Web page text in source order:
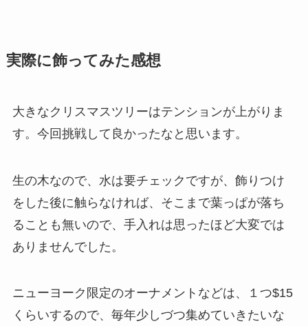
実際に飾ってみた感想
大きなクリスマスツリーはテンションが上がりま
す。今回挑戦して良かったなと思います。
生の木なので、水は要チェックですが、飾りつけ
をした後に触らなければ、そこまで葉っぱが落ち
ることも無いので、手入れは思ったほど大変では
ありませんでした。
ニューヨーク限定のオーナメントなどは、１つ$15
くらいするので、毎年少しづつ集めていきたいな